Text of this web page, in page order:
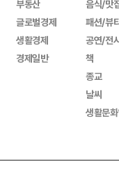
부동산
글로벌경제
생활경제
경제일반
음식/맛
패션/뷰
공연/전
책
종교
날씨
생활문